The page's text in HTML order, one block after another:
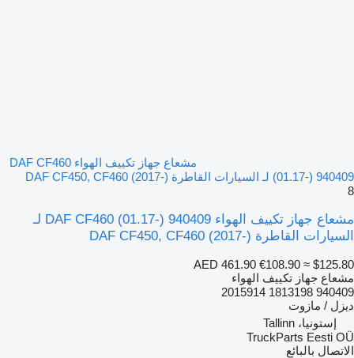
مشعاع جهاز تكييف الهواء DAF CF460
(01.17-) 940409 لـ السيارات القاطرة DAF CF450, CF460 (2017-)
8
مشعاع جهاز تكييف الهواء DAF CF460 (01.17-) 940409 لـ
السيارات القاطرة DAF CF450, CF460 (2017-)
AED 461.90 €108.90 ≈ $125.80
مشعاع جهاز تكييف الهواء
940409 1813198 2015914
ديزل / مازوت
إستونيا، Tallinn
TruckParts Eesti OÜ
الاتصال بالبائع